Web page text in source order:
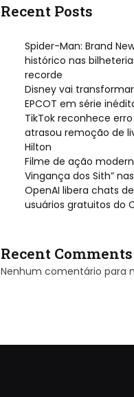
Recent Posts
Spider-Man: Brand
histórico nas
recorde
Disney vai
EPCOT em série
TikTok reconhece
atrasou remoção de
Hilton
Filme de ação
Vingança dos Sith”
OpenAI libera chats
usuários gratuitos do
Recent Comments
Nenhum comentário para